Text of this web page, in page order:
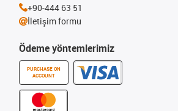
Ödeme yöntemlerimiz
PURCHASE ON
ACCOUNT
+90-444 63 51
İletişim formu